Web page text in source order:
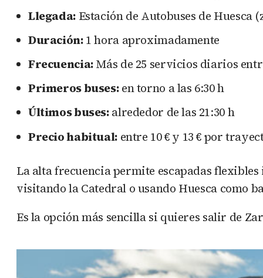
Llegada:Estación de Autobuses de Huesca
Duración:1 hora aproximadamente
Frecuencia:Más de 25 servicios diarios
Primeros buses:en torno a las 6:30 h
Últimos buses:alrededor de las 21:30 h
Precio habitual:entre 10 € y 13 € por
La alta frecuencia permite escapadas
visitando la Catedral o usando Huesca como
Es la opción más sencilla si quieres salir de